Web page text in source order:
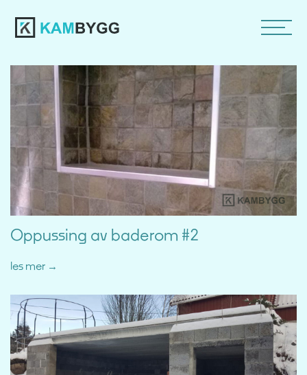
Oppussing av baderom #2
les mer